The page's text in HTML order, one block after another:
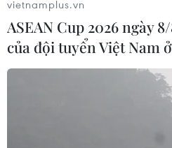
Ban cũng sẽ tham gia
triển quan hệ lao động
bớt tiềm ẩn trong quan hệ
vietnamplus.vn
ASEAN Cup 2026 ngày
của đội tuyển Việt Nam